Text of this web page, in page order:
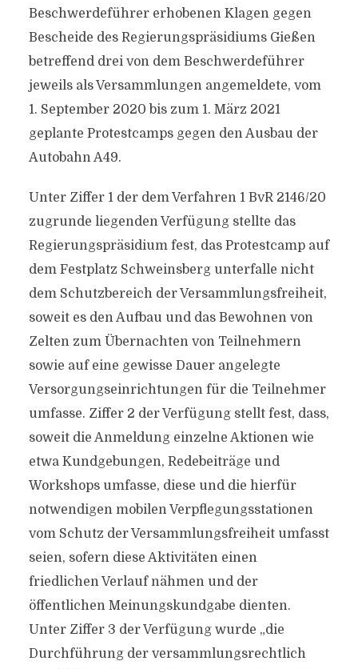
Beschwerdeführer erhobenen Klagen gegen
Bescheide des Regierungspräsidiums Gießen
betreffend drei von dem Beschwerdeführer
jeweils als Versammlungen angemeldete, vom
1. September 2020 bis zum 1. März 2021
geplante Protestcamps gegen den Ausbau der
Autobahn A49.
Unter Ziffer 1 der dem Verfahren 1 BvR 2146/20
zugrunde liegenden Verfügung stellte das
Regierungspräsidium fest, das Protestcamp auf
dem Festplatz Schweinsberg unterfalle nicht
dem Schutzbereich der Versammlungsfreiheit,
soweit es den Aufbau und das Bewohnen von
Zelten zum Übernachten von Teilnehmern
sowie auf eine gewisse Dauer angelegte
Versorgungseinrichtungen für die Teilnehmer
umfasse. Ziffer 2 der Verfügung stellt fest, dass,
soweit die Anmeldung einzelne Aktionen wie
etwa Kundgebungen, Redebeiträge und
Workshops umfasse, diese und die hierfür
notwendigen mobilen Verpflegungsstationen
vom Schutz der Versammlungsfreiheit umfasst
seien, sofern diese Aktivitäten einen
friedlichen Verlauf nähmen und der
öffentlichen Meinungskundgabe dienten.
Unter Ziffer 3 der Verfügung wurde „die
Durchführung der versammlungsrechtlich